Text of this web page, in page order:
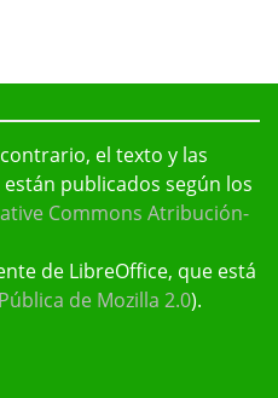
el texto y las
publicados según los
Commons Atribución-
de LibreOffice, que está
de Mozilla 2.0).